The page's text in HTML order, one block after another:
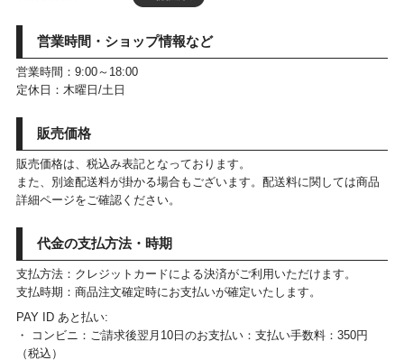
営業時間・ショップ情報など
営業時間：9:00～18:00
定休日：木曜日/土日
販売価格
販売価格は、税込み表記となっております。
また、別途配送料が掛かる場合もございます。配送料に関しては商品
詳細ページをご確認ください。
代金の支払方法・時期
支払方法：クレジットカードによる決済がご利用いただけます。
支払時期：商品注文確定時にお支払いが確定いたします。
PAY ID あと払い:
・ コンビニ：ご請求後翌月10日のお支払い：支払い手数料：350円
（税込）